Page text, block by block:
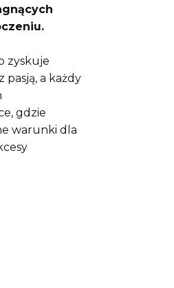
zyskuje
pasją, a każdy
gdzie
warunki dla